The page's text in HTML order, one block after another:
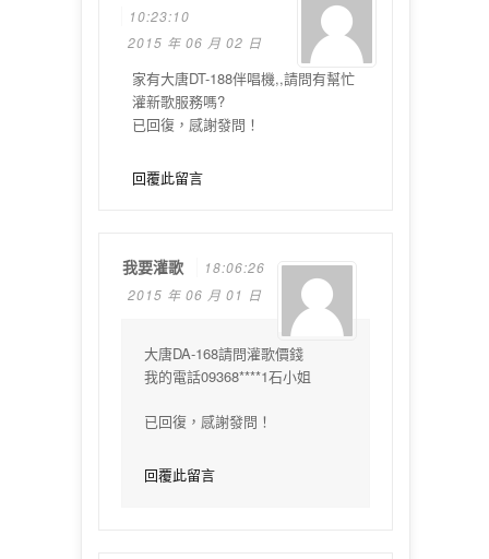
10:23:10
2015 年 06 月 02 日
家有大唐DT-188伴唱機,,請問有幫忙
灌新歌服務嗎?
已回復，感謝發問！
回覆此留言
我要灌歌
18:06:26
2015 年 06 月 01 日
大唐DA-168請問灌歌價錢
我的電話09368****1石小姐
已回復，感謝發問！
回覆此留言